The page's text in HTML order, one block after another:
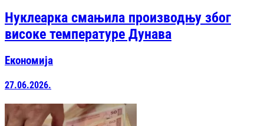
Нуклеарка смањила производњу због
високе температуре Дунава
Економија
27.06.2026.